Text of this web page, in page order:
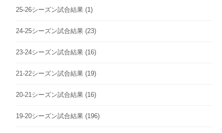
25-26シーズン試合結果 (1)
24-25シーズン試合結果 (23)
23-24シーズン試合結果 (16)
21-22シーズン試合結果 (19)
20-21シーズン試合結果 (16)
19-20シーズン試合結果 (196)